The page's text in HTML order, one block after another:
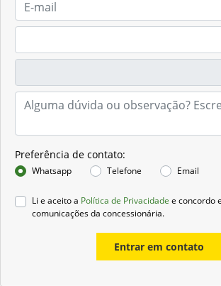
Preferência de contato:
Whatsapp Telefone Email
Li e aceito a Política de Privacidade e concordo
comunicações da concessionária.
Entrar em contato